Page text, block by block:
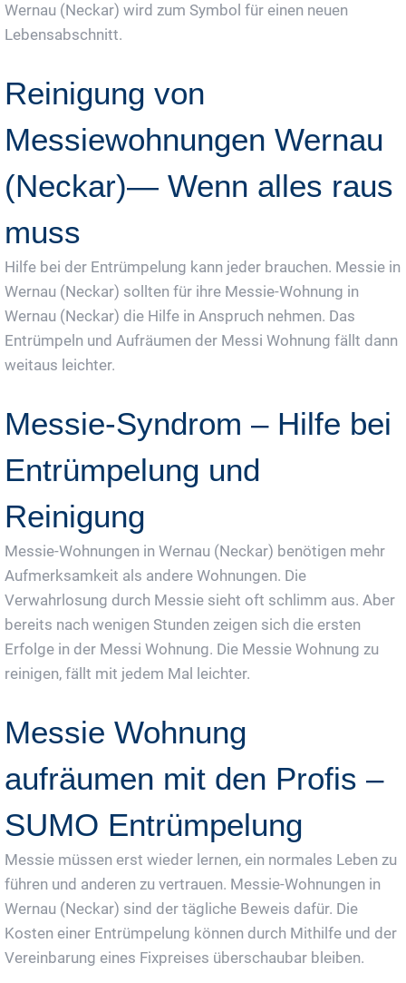
Wernau (Neckar) wird zum Symbol für einen neuen
Lebensabschnitt.
Reinigung von
Messiewohnungen Wernau
(Neckar)— Wenn alles raus
muss
Hilfe bei der Entrümpelung kann jeder brauchen. Messie in
Wernau (Neckar) sollten für ihre Messie-Wohnung in
Wernau (Neckar) die Hilfe in Anspruch nehmen. Das
Entrümpeln und Aufräumen der Messi Wohnung fällt dann
weitaus leichter.
Messie-Syndrom – Hilfe bei
Entrümpelung und
Reinigung
Messie-Wohnungen in Wernau (Neckar) benötigen mehr
Aufmerksamkeit als andere Wohnungen. Die
Verwahrlosung durch Messie sieht oft schlimm aus. Aber
bereits nach wenigen Stunden zeigen sich die ersten
Erfolge in der Messi Wohnung. Die Messie Wohnung zu
reinigen, fällt mit jedem Mal leichter.
Messie Wohnung
aufräumen mit den Profis –
SUMO Entrümpelung
Messie müssen erst wieder lernen, ein normales Leben zu
führen und anderen zu vertrauen. Messie-Wohnungen in
Wernau (Neckar) sind der tägliche Beweis dafür. Die
Kosten einer Entrümpelung können durch Mithilfe und der
Vereinbarung eines Fixpreises überschaubar bleiben.